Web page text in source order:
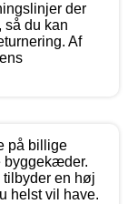
der
du kan
Af
på billige
byggekæder.
en høj
helst vil have.